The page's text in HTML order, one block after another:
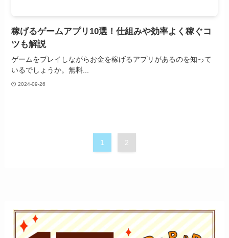
稼げるゲームアプリ10選！仕組みや効率よく稼ぐコ
ツも解説
ゲームをプレイしながらお金を稼げるアプリがあるのを知って
いるでしょうか。無料...
2024-09-26
1 2